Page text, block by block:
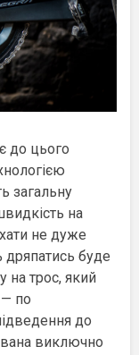
до цього
загальну
на
не дуже
дряпатись буде
на трос, який
— по
до
виключно